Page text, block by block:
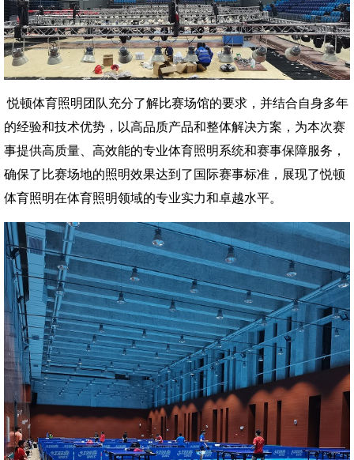
悦顿体育照明团队充分了解比赛场馆的要求，并结合自身多年
的经验和技术优势， 以高品质产品和整体解决方案，为本次赛
事提供高质量、高效能的专业体育照明系统和赛事保障服务 ，
确保了比赛场地的照明效果达到了国际赛事标准 ， 展现了悦顿
体育照明在体育照明领域的专业实力和卓越水平。